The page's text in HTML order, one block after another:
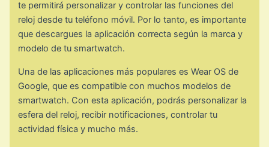
te permitirá personalizar y controlar las funciones del
reloj desde tu teléfono móvil. Por lo tanto, es importante
que descargues la aplicación correcta según la marca y
modelo de tu smartwatch.
Una de las aplicaciones más populares es Wear OS de
Google, que es compatible con muchos modelos de
smartwatch. Con esta aplicación, podrás personalizar la
esfera del reloj, recibir notificaciones, controlar tu
actividad física y mucho más.